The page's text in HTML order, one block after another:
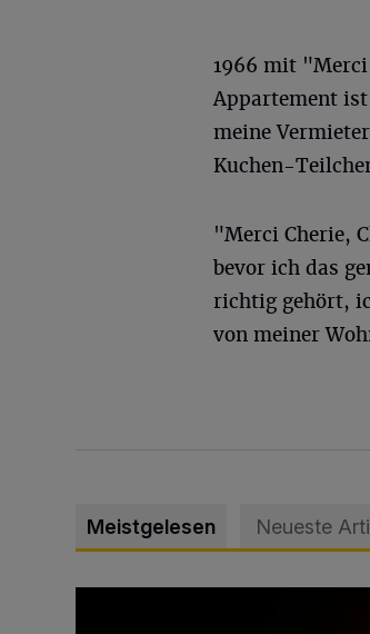
1966 mit "Merci
Appartement
meine
Kuchen-
"Merci Cherie,
bevor ich das
richtig gehört,
von meiner
Meistgelesen Neueste